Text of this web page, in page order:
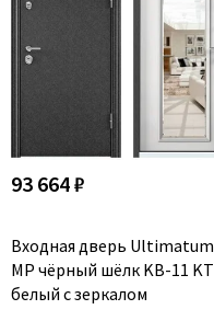
Optima Porte
Oro - Oro
Porta Di Parma
Portika
Profil Doors
Profilo Porte
Protector
93 664 ₽
Входная дверь Ultimatum
MP чёрный шёлк KB-11 KT
белый с зеркалом